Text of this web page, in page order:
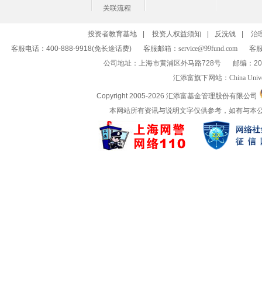
关联流程
投资者教育基地 投资人权益须知 反洗钱
治
客服电话：400-888-9918(免长途话费)
客服邮箱：service@99fund.com
客
公司地址：上海市黄浦区外马路728号
邮编：
汇添富旗下网站：China
Copyright 2005-2026 汇添富基金管理股份有限公司
本网站所有资讯与说明文字仅供参考，如有与本